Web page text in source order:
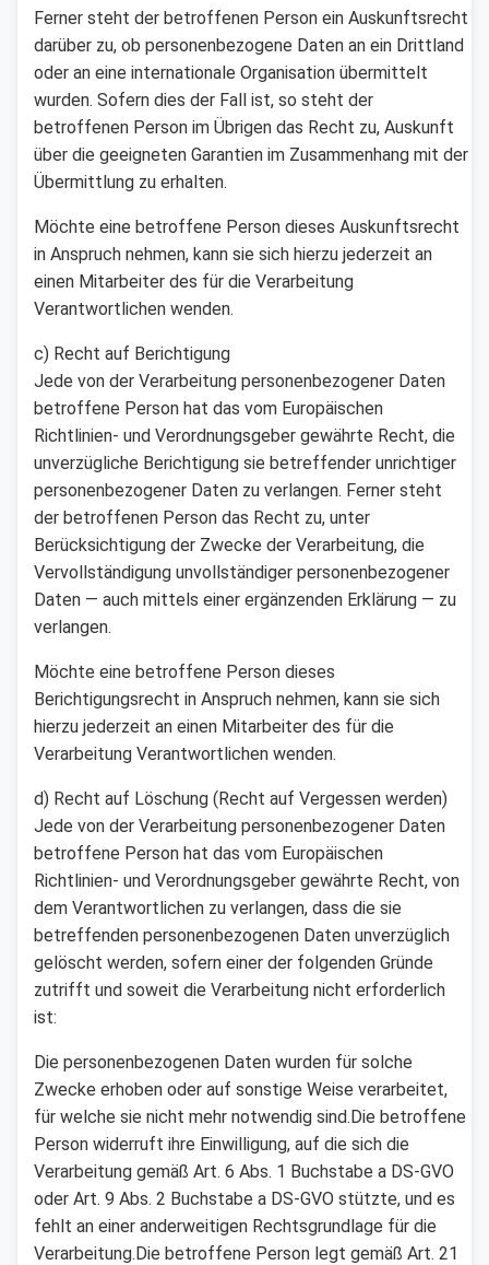
Ferner steht der betroffenen Person ein Auskunftsrecht
darüber zu, ob personenbezogene Daten an ein Drittland
oder an eine internationale Organisation übermittelt
wurden. Sofern dies der Fall ist, so steht der
betroffenen Person im Übrigen das Recht zu, Auskunft
über die geeigneten Garantien im Zusammenhang mit der
Übermittlung zu erhalten.
Möchte eine betroffene Person dieses Auskunftsrecht
in Anspruch nehmen, kann sie sich hierzu jederzeit an
einen Mitarbeiter des für die Verarbeitung
Verantwortlichen wenden.
c) Recht auf Berichtigung
Jede von der Verarbeitung personenbezogener Daten
betroffene Person hat das vom Europäischen
Richtlinien- und Verordnungsgeber gewährte Recht, die
unverzügliche Berichtigung sie betreffender unrichtiger
personenbezogener Daten zu verlangen. Ferner steht
der betroffenen Person das Recht zu, unter
Berücksichtigung der Zwecke der Verarbeitung, die
Vervollständigung unvollständiger personenbezogener
Daten — auch mittels einer ergänzenden Erklärung — zu
verlangen.
Möchte eine betroffene Person dieses
Berichtigungsrecht in Anspruch nehmen, kann sie sich
hierzu jederzeit an einen Mitarbeiter des für die
Verarbeitung Verantwortlichen wenden.
d) Recht auf Löschung (Recht auf Vergessen werden)
Jede von der Verarbeitung personenbezogener Daten
betroffene Person hat das vom Europäischen
Richtlinien- und Verordnungsgeber gewährte Recht, von
dem Verantwortlichen zu verlangen, dass die sie
betreffenden personenbezogenen Daten unverzüglich
gelöscht werden, sofern einer der folgenden Gründe
zutrifft und soweit die Verarbeitung nicht erforderlich
ist:
Die personenbezogenen Daten wurden für solche
Zwecke erhoben oder auf sonstige Weise verarbeitet,
für welche sie nicht mehr notwendig sind.Die betroffene
Person widerruft ihre Einwilligung, auf die sich die
Verarbeitung gemäß Art. 6 Abs. 1 Buchstabe a DS-GVO
oder Art. 9 Abs. 2 Buchstabe a DS-GVO stützte, und es
fehlt an einer anderweitigen Rechtsgrundlage für die
Verarbeitung.Die betroffene Person legt gemäß Art. 21